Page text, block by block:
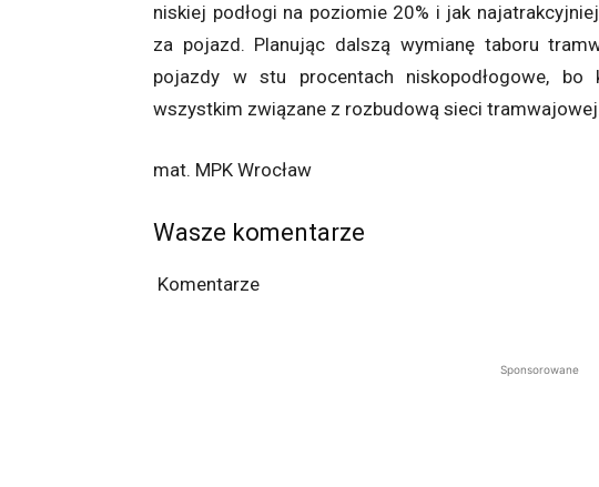
niskiej podłogi na poziomie 20% i jak
za pojazd. Planując dalszą wymianę taboru
pojazdy w stu procentach niskopodłogowe,
wszystkim związane z rozbudową sieci
mat. MPK Wrocław
Wasze komentarze
Komentarze
Sponsorowane